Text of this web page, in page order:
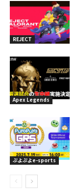
REJECT
Apex Legends
ぷよぷよe-sports